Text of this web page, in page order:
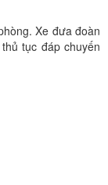
Xe đưa đoàn
tục đáp chuyến